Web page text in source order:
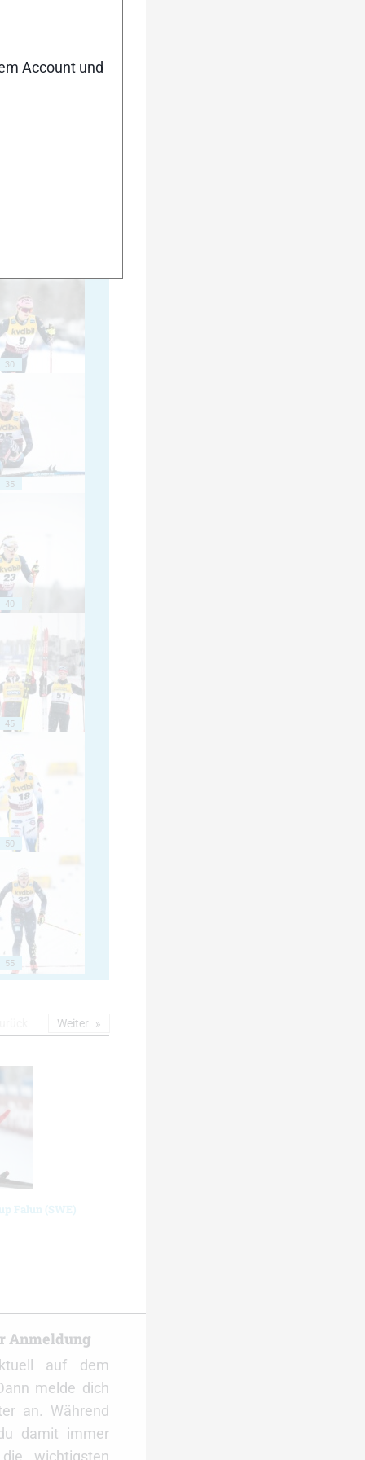
30
35
40
45
50
55
Falun (SWE)
Weiter
Anmeldung
auf dem
melde dich
an. Während
damit immer
wichtigsten
Account und